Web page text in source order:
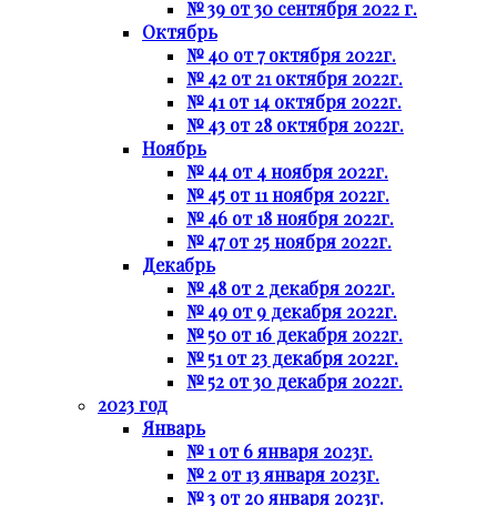
№ 39 от 30 сентября 2022 г.
Октябрь
№ 40 от 7 октября 2022г.
№ 42 от 21 октября 2022г.
№ 41 от 14 октября 2022г.
№ 43 от 28 октября 2022г.
Ноябрь
№ 44 от 4 ноября 2022г.
№ 45 от 11 ноября 2022г.
№ 46 от 18 ноября 2022г.
№ 47 от 25 ноября 2022г.
Декабрь
№ 48 от 2 декабря 2022г.
№ 49 от 9 декабря 2022г.
№ 50 от 16 декабря 2022г.
№ 51 от 23 декабря 2022г.
№ 52 от 30 декабря 2022г.
2023 год
Январь
№ 1 от 6 января 2023г.
№ 2 от 13 января 2023г.
№ 3 от 20 января 2023г.